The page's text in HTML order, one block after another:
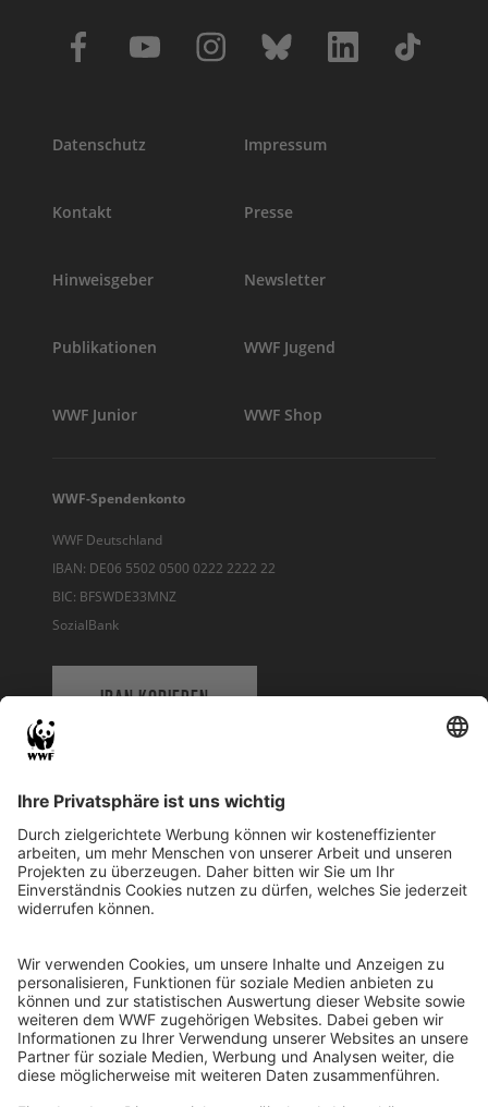
Datenschutz Impressum
Kontakt Presse
Hinweisgeber Newsletter
Publikationen WWF Jugend
WWF Junior WWF Shop
WWF-Spendenkonto
WWF Deutschland
IBAN: DE06 5502 0500 0222 2222 22
BIC: BFSWDE33MNZ
SozialBank
IBAN KOPIEREN
WWF Deutschland
Reinhardtstr. 18
10117 Berlin
Ihre Spende kann steuerlich geltend gemacht werden
Registriert als Stiftung WWF Deutschland, Senatsverwaltung für
Justiz Berlin, Az: 3416/976/2
Umsatzsteuer-Identifikationsnummer: DE 114236103